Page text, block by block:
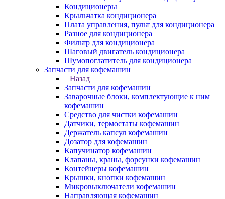
Кондиционеры
Крыльчатка кондиционера
Плата управления, пульт для кондиционера
Разное для кондиционера
Фильтр для кондиционера
Шаговый двигатель кондиционера
Шумопоглатитель для кондиционера
Запчасти для кофемашин
Назад
Запчасти для кофемашин
Заварочные блоки, комплектующие к ним
кофемашин
Средство для чистки кофемашин
Датчики, термостаты кофемашин
Держатель капсул кофемашин
Дозатор для кофемашин
Капучинатор кофемашин
Клапаны, краны, форсунки кофемашин
Контейнеры кофемашин
Крышки, кнопки кофемашин
Микровыключатели кофемашин
Направляющая кофемашин